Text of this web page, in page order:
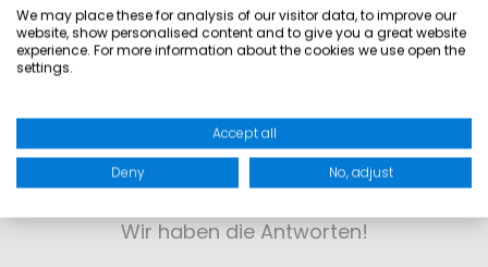
KONTAKT
Wir haben die Antworten!
We may place these for analysis of our visitor data, to improve our
website, show personalised content and to give you a great website
experience. For more information about the cookies we use open the
settings.
Accept all
Deny No, adjust